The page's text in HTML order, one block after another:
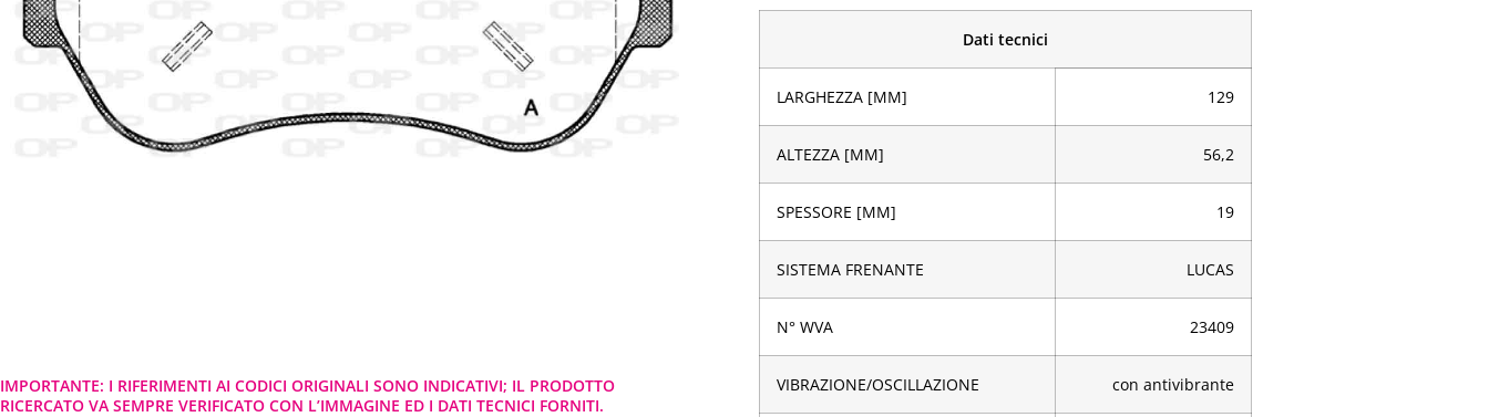
IMPORTANTE: I RIFERIMENTI AI CODICI ORIGINALI SONO INDICATIVI; IL PRODOTTO
RICERCATO VA SEMPRE VERIFICATO CON L’IMMAGINE ED I DATI TECNICI FORNITI.
Dati tecnici
LARGHEZZA [MM] 129
ALTEZZA [MM] 56,2
SPESSORE [MM] 19
SISTEMA FRENANTE LUCAS
N° WVA 23409
VIBRAZIONE/OSCILLAZIONE con antivibrante